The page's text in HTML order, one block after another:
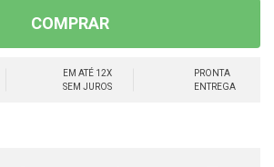
COMPRAR
EM ATÉ 12X
SEM JUROS
PRONTA
ENTREGA